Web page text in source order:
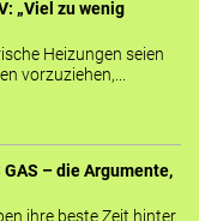
„Viel zu wenig
Heizungen seien
vorzuziehen,...
GAS – die Argumente,
ihre beste Zeit hinter